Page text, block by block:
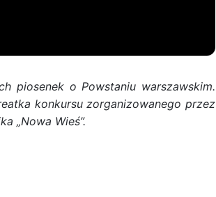
piosenek o Powstaniu warszawskim.
konkursu zorganizowanego przez
„Nowa Wieś”.